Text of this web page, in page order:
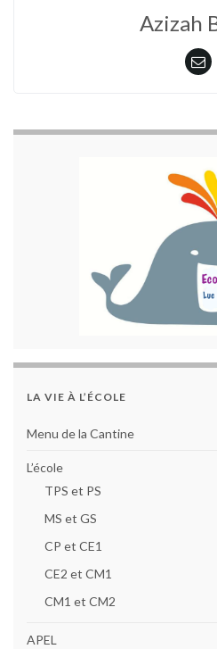
Azizah
LA VIE À L’ÉCOLE
Menu de la Cantine
L’école
TPS et PS
MS et GS
CP et CE1
CE2 et CM1
CM1 et CM2
APEL